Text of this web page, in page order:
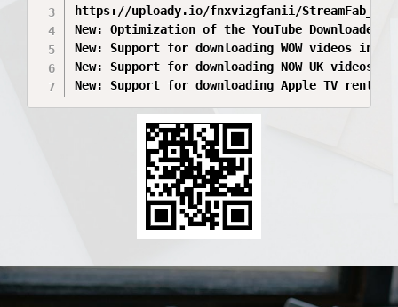
https://uploady.io/fnxvizgfanii/
New: Optimization of the YouTube Downloader
New: Support for downloading WOW videos in
New: Support for downloading NOW UK
New: Support for downloading Apple TV rental